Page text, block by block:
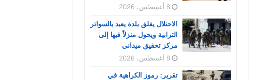
8 أغسطس، 2026
الاحتلال يغلق بلدة يعبد بالسواتر
الترابية ويحول منزلاً فيها إلى
مركز تحقيق ميداني
8 أغسطس، 2026
تقرير: رموز الكراهية في